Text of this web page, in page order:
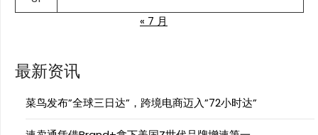
« 7 月
最新资讯
菜鸟发布”全球三日达”，跨境电商迈入”72小时达”